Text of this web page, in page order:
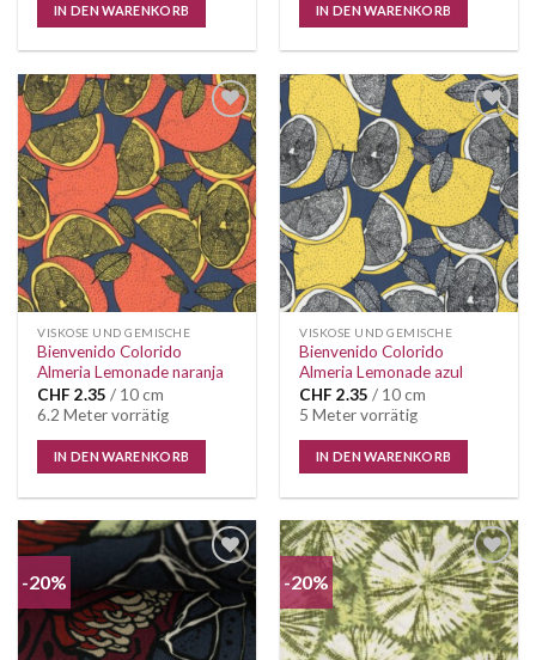
IN DEN WARENKORB IN DEN WARENKORB
VISKOSE UND GEMISCHE
Bienvenido Colorido
Almeria Lemonade naranja
CHF 2.35 / 10 cm
6.2 Meter vorrätig
IN DEN WARENKORB
VISKOSE UND GEMISCHE
Bienvenido Colorido
Almeria Lemonade azul
CHF 2.35 / 10 cm
5 Meter vorrätig
IN DEN WARENKORB
-20% -20%